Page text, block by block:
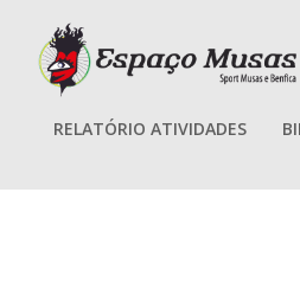
RELATÓRIO ATIVIDADES